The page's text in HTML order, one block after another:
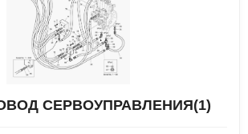
СЕРВОУПРАВЛЕНИЯ(1)